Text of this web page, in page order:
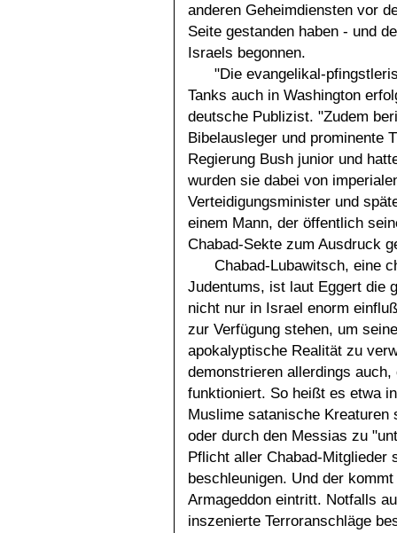
anderen Geheimdiensten vor
Seite gestanden haben - und
Israels begonnen.
"Die evangelikal-
Tanks auch in Washington
deutsche Publizist. "Zudem
Bibelausleger und prominente
Regierung Bush junior und
wurden sie dabei von
Verteidigungsminister und
einem Mann, der öffentlich
Chabad-Sekte zum Ausdruck
Chabad-Lubawitsch, eine
Judentums, ist laut Eggert die
nicht nur in Israel enorm
zur Verfügung stehen, um
apokalyptische Realität zu
demonstrieren allerdings
funktioniert. So heißt es etwa
Muslime satanische
oder durch den Messias zu
Pflicht aller Chabad-Mitglieder
beschleunigen. Und der
Armageddon eintritt. Notfalls
inszenierte Terroranschläge